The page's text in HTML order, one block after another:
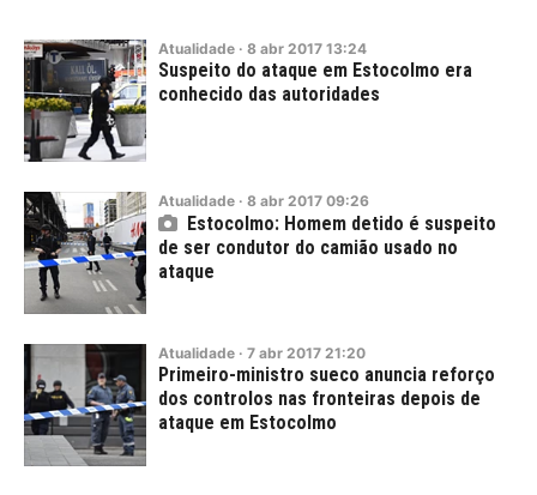
Atualidade · 8 abr 2017 13:24
Suspeito do ataque em Estocolmo era
conhecido das autoridades
Atualidade · 8 abr 2017 09:26
Estocolmo: Homem detido é suspeito
de ser condutor do camião usado no
ataque
Atualidade · 7 abr 2017 21:20
Primeiro-ministro sueco anuncia reforço
dos controlos nas fronteiras depois de
ataque em Estocolmo